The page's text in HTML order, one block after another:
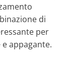
di
per
appagante.